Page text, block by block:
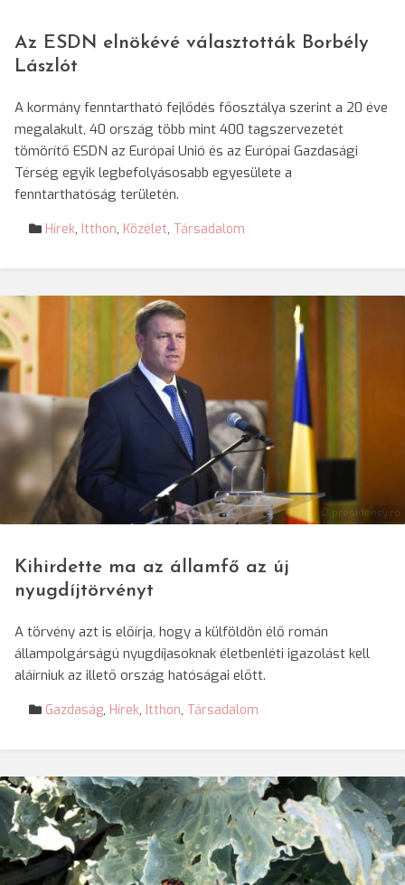
Az ESDN elnökévé választották Borbély
Lászlót
A kormány fenntartható fejlődés főosztálya szerint a 20 éve
megalakult, 40 ország több mint 400 tagszervezetét
tömörítő ESDN az Európai Unió és az Európai Gazdasági
Térség egyik legbefolyásosabb egyesülete a
fenntarthatóság területén.
Hírek, Itthon, Közélet, Társadalom
© presidency.ro
Kihirdette ma az államfő az új
nyugdíjtörvényt
A törvény azt is előírja, hogy a külföldön élő román
állampolgárságú nyugdíjasoknak életbenléti igazolást kell
aláírniuk az illető ország hatóságai előtt.
Gazdaság, Hírek, Itthon, Társadalom